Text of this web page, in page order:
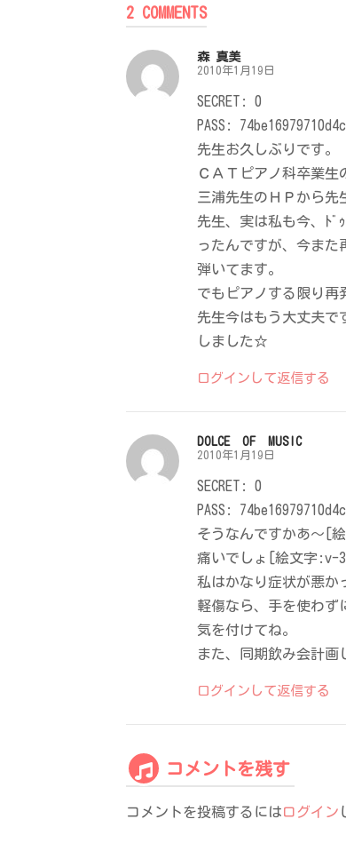
ー
ョ
ン
2 COMMENTS
森 真美
2010年1月19日
SECRET: 0
PASS:
先生お久しぶりです。
ＣＡＴピアノ科卒業
三浦先生のＨＰから
先生、実は私も今、ﾄﾞ
ったんですが、今また
弾いてます。
でもピアノする限り再
先生今はもう大丈夫
しました☆
ログインして返信する
DOLCE OF MUSIC
2010年1月19日
SECRET: 0
PASS:
そうなんですかあ～[
痛いでしょ[絵文字:v-
私はかなり症状が悪
軽傷なら、手を使わず
気を付けてね。
また、同期飲み会計画
ログインして返信する
コメントを残す
コメントを投稿するにはログイン